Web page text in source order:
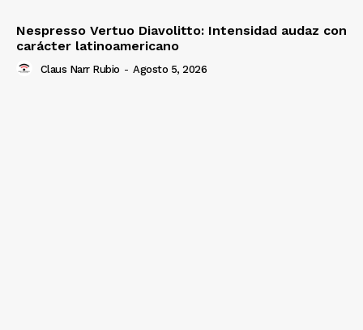
Nespresso Vertuo Diavolitto: Intensidad audaz con
carácter latinoamericano
Claus Narr Rubio - Agosto 5, 2026